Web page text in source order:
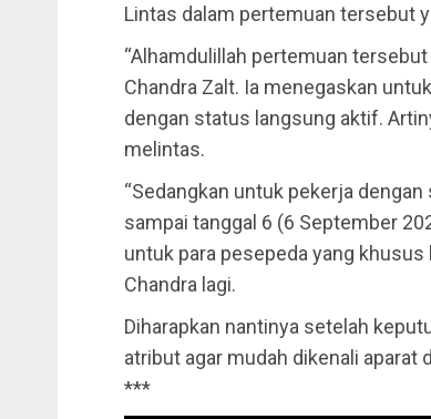
Lintas dalam pertemuan tersebut
“Alhamdulillah pertemuan
Chandra Zalt. Ia menegaskan
dengan status langsung aktif.
melintas.
“Sedangkan untuk pekerja
sampai tanggal 6 (6 September
untuk para pesepeda yang
Chandra lagi.
Diharapkan nantinya setelah
atribut agar mudah dikenali aparat
***